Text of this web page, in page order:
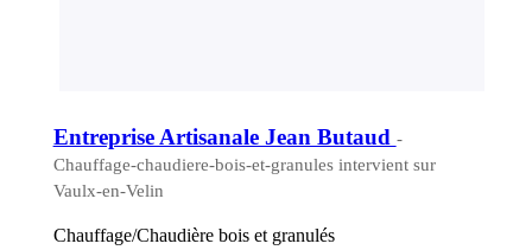
Entreprise Artisanale Jean Butaud -
Chauffage-chaudiere-bois-et-granules intervient sur
Vaulx-en-Velin
Chauffage/Chaudière bois et granulés